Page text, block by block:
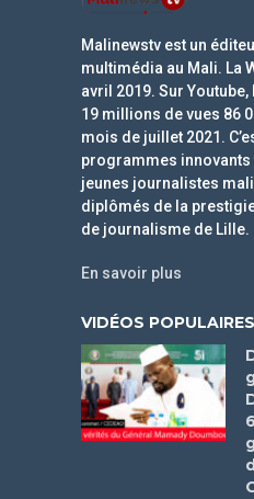
Malinewstv est un
multimédia au Mali. La
avril 2019. Sur
19 millions de vues 86
mois de juillet 2021.
programmes innovants
jeunes journalistes
diplômés de la
de journalisme de Lille.
En savoir plus
VIDÉOS POPULAIRES